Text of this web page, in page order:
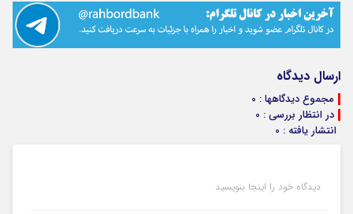
ارسال دیدگاه
مجموع دیدگاهها : 0
در انتظار بررسی : 0
انتشار یافته : 0
دیدگاه خود را اینجا بنویسید